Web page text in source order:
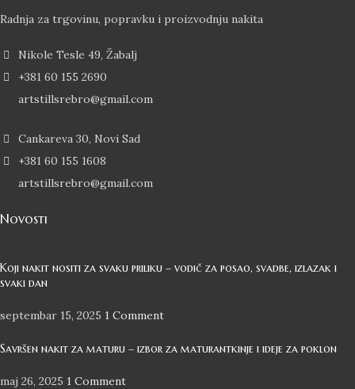
Radnja za trgovinu, popravku i proizvodnju nakita
Nikole Tesle 49, Žabalj
+381 60 155 2690
artstillsrebro@gmail.com
Cankareva 30, Novi Sad
+381 60 155 1608
artstillsrebro@gmail.com
Novosti
Koji nakit nositi za svaku priliku – vodič za posao, svadbe, izlazak i
svaki dan
septembar 15, 2025 1 Comment
Savršen nakit za maturu – izbor za maturantkinje i ideje za poklon
maj 26, 2025 1 Comment